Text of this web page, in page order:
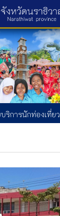
ริการนักท่องเที่ยว